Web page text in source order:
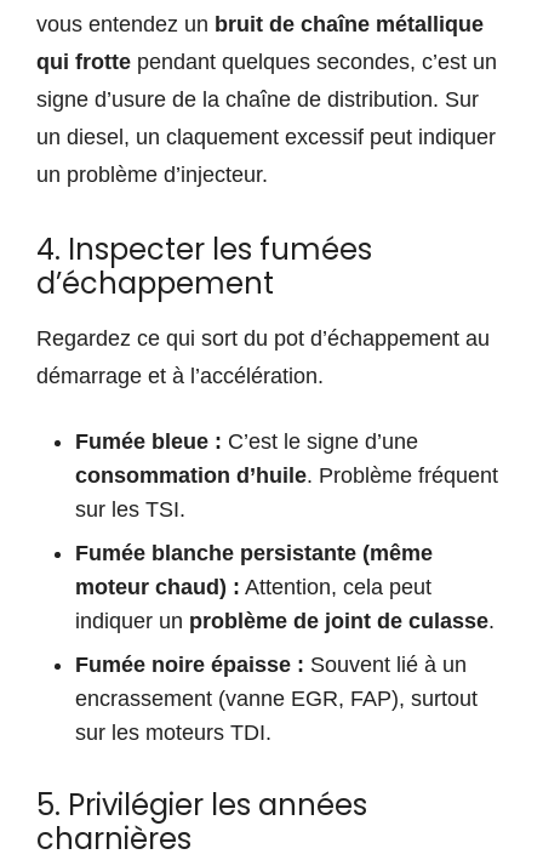
vous entendez un bruit de chaîne métallique
qui frotte pendant quelques secondes, c’est un
signe d’usure de la chaîne de distribution. Sur
un diesel, un claquement excessif peut indiquer
un problème d’injecteur.
4. Inspecter les fumées
d’échappement
Regardez ce qui sort du pot d’échappement au
démarrage et à l’accélération.
Fumée bleue : C’est le signe d’une
consommation d’huile. Problème fréquent
sur les TSI.
Fumée blanche persistante (même
moteur chaud) : Attention, cela peut
indiquer un problème de joint de culasse.
Fumée noire épaisse : Souvent lié à un
encrassement (vanne EGR, FAP), surtout
sur les moteurs TDI.
5. Privilégier les années
charnières